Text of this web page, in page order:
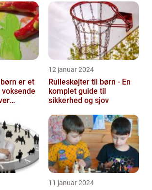
er et
12 januar 2024
Rulleskøjter til børn - En
komplet guide til
sikkerhed og sjov
11 januar 2024